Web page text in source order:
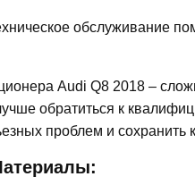
обслуживание
Audi Q8 2018 –
обратиться к
проблем и